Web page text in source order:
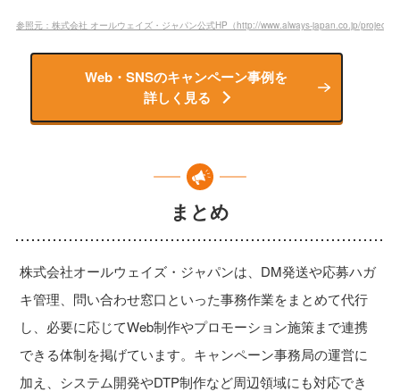
参照元：株式会社 オールウェイズ・ジャパン公式HP（http://www.always-japan.co.jp/project/
Web・SNSのキャンペーン事例を
詳しく見る
まとめ
株式会社オールウェイズ・ジャパンは、DM発送や応募ハガ
キ管理、問い合わせ窓口といった事務作業をまとめて代行
し、必要に応じてWeb制作やプロモーション施策まで連携
できる体制を掲げています。キャンペーン事務局の運営に
加え、システム開発やDTP制作など周辺領域にも対応でき